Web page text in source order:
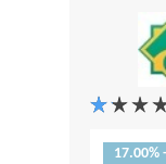
17.00%